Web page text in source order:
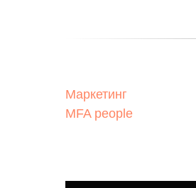
Маркетинг
MFA people